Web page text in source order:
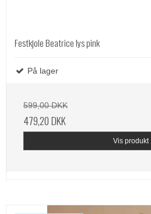
Festkjole Beatrice lys pink
På lager
599,00 DKK
479,20 DKK
Vis produkt